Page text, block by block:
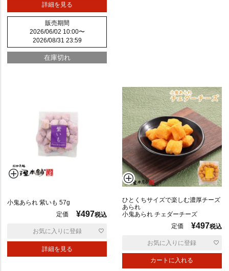
詳細を見る
販売期間
2026/06/02 10:00〜
2026/08/31 23:59
在庫切れ
小鬼あられ 紫いも 57g
定価
¥497税込
詳細を見る
お気に入りに登録
ひとくちサイズで楽しむ濃厚チーズ
あられ
小鬼あられ チェダーチーズ
定価
¥497税込
カートに入れる
お気に入りに登録